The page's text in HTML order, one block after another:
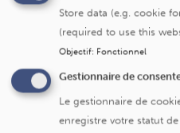
Submit
Store data (e.g. cookie
(required to use this
Objectif: Fonctionnel
Gestionnaire de
Le gestionnaire de
enregistre votre statut